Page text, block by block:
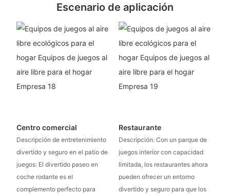
Escenario de aplicación
Centro comercial
Descripción de entretenimiento
divertido y seguro en el patio de
juegos: El divertido paseo en
coche rodante es el
complemento perfecto para
Restaurante
Descripción: Con un parque de
juegos interior con capacidad
limitada, los restaurantes ahora
pueden ofrecer un entorno
divertido y seguro para que los